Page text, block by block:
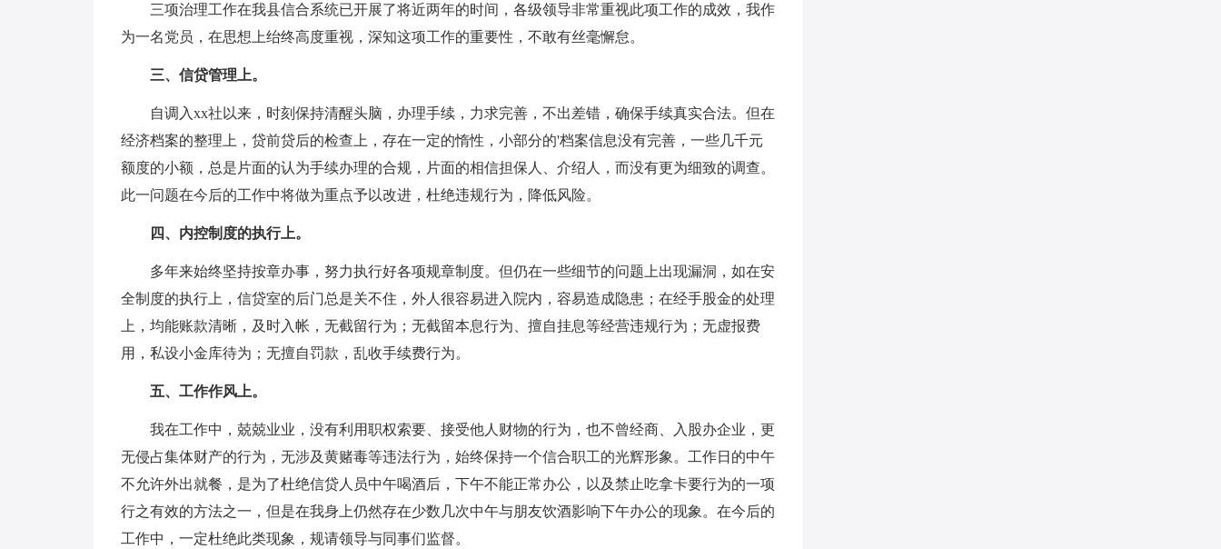
三项治理工作在我县信合系统已开展了将近两年的时间，各级领导非常重视此项工作的成效，我作
为一名党员，在思想上绐终高度重视，深知这项工作的重要性，不敢有丝毫懈怠。
三、信贷管理上。
自调入xx社以来，时刻保持清醒头脑，办理手续，力求完善，不出差错，确保手续真实合法。但在
经济档案的整理上，贷前贷后的检查上，存在一定的惰性，小部分的'档案信息没有完善，一些几千元
额度的小额，总是片面的认为手续办理的合规，片面的相信担保人、介绍人，而没有更为细致的调查。
此一问题在今后的工作中将做为重点予以改进，杜绝违规行为，降低风险。
四、内控制度的执行上。
多年来始终坚持按章办事，努力执行好各项规章制度。但仍在一些细节的问题上出现漏洞，如在安
全制度的执行上，信贷室的后门总是关不住，外人很容易进入院内，容易造成隐患；在经手股金的处理
上，均能账款清晰，及时入帐，无截留行为；无截留本息行为、擅自挂息等经营违规行为；无虚报费
用，私设小金库待为；无擅自罚款，乱收手续费行为。
五、工作作风上。
我在工作中，兢兢业业，没有利用职权索要、接受他人财物的行为，也不曾经商、入股办企业，更
无侵占集体财产的行为，无涉及黄赌毒等违法行为，始终保持一个信合职工的光辉形象。工作日的中午
不允许外出就餐，是为了杜绝信贷人员中午喝酒后，下午不能正常办公，以及禁止吃拿卡要行为的一项
行之有效的方法之一，但是在我身上仍然存在少数几次中午与朋友饮酒影响下午办公的现象。在今后的
工作中，一定杜绝此类现象，规请领导与同事们监督。